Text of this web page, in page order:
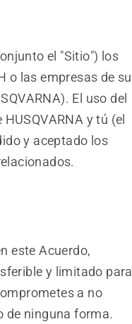
el "Sitio") los
o las empresas de su
El uso del
y tú (el
y aceptado los
este Acuerdo,
y limitado para
a no
de ninguna forma.